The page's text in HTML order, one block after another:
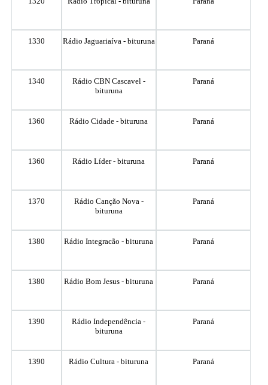
1330 Rádio Jaguariaíva - bituruna Paraná
1340
Rádio CBN Cascavel -
bituruna
Paraná
1360 Rádio Cidade - bituruna Paraná
1360 Rádio Líder - bituruna Paraná
1370
Rádio Canção Nova -
bituruna
Paraná
1380 Rádio Integracão - bituruna Paraná
1380 Rádio Bom Jesus - bituruna Paraná
1390
Rádio Independência -
bituruna
Paraná
1390 Rádio Cultura - bituruna Paraná